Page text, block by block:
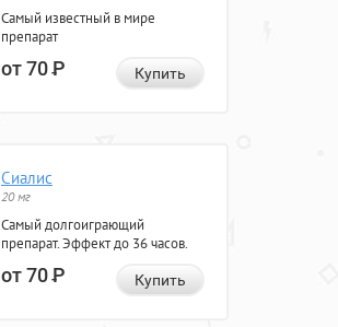
Самый известный в мире
препарат
от 70Р Купить
Сиалис
20 мг
Самый долгоиграющий
препарат. Эффект до 36 часов.
от 70Р Купить